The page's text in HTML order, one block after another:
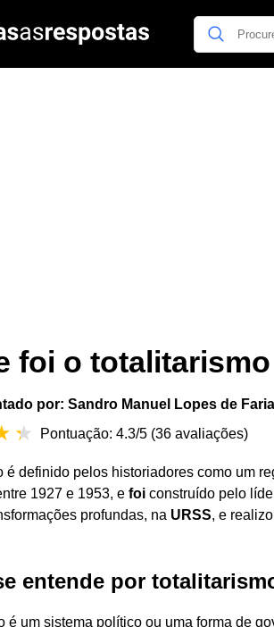
foi o
por: Sandro Manuel Lopes de Faria
Pontuação: 4.3/5 (36 avaliações)
é definido pelos historiadores como um
1927 e 1953, e foi construído pelo
profundas, na URSS, e
entende por
é um sistema político ou uma forma de